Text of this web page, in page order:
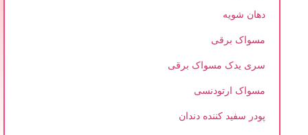
دهان شویه
مسواک برقی
سری یدک مسواک برقی
مسواک ارتودنسی
پودر سفید کننده دندان